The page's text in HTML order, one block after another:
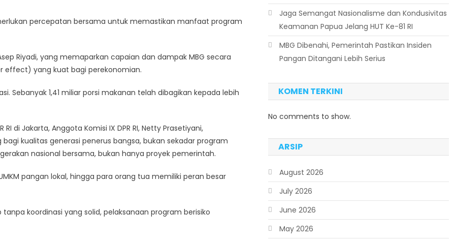
percepatan bersama untuk memastikan manfaat program
Riyadi, yang memaparkan capaian dan dampak MBG secara
effect) yang kuat bagi perekonomian.
Sebanyak 1,41 miliar porsi makanan telah dibagikan kepada lebih
di Jakarta, Anggota Komisi IX DPR RI, Netty Prasetiyani,
kualitas generasi penerus bangsa, bukan sekadar program
nasional bersama, bukan hanya proyek pemerintah.
pangan lokal, hingga para orang tua memiliki peran besar
koordinasi yang solid, pelaksanaan program berisiko
Jaga Semangat Nasionalisme dan Kondusivitas
Keamanan Papua Jelang HUT Ke-81 RI
MBG Dibenahi, Pemerintah Pastikan Insiden
Pangan Ditangani Lebih Serius
KOMEN TERKINI
No comments to show.
ARSIP
August 2026
July 2026
June 2026
May 2026